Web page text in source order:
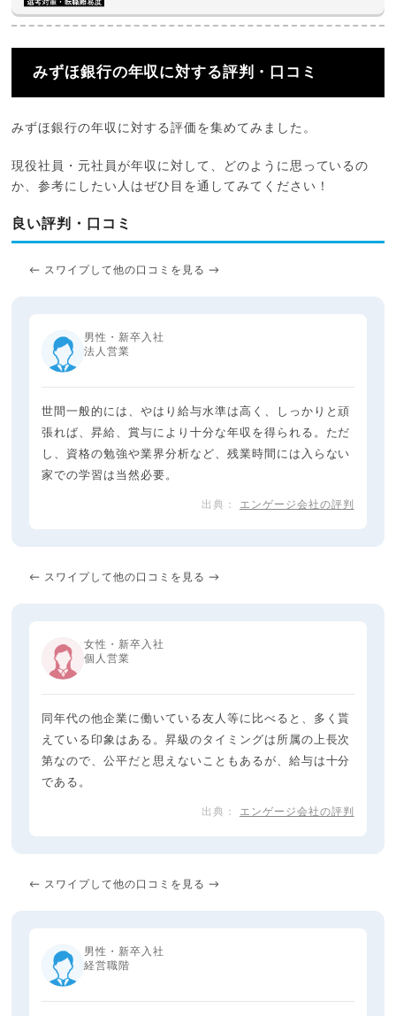
みずほ銀行の年収に対する評判・口コミ
みずほ銀行の年収に対する評価を集めてみました。
現役社員・元社員が年収に対して、どのように思っているの
か、参考にしたい人はぜひ目を通してみてください！
良い評判・口コミ
← スワイプして他の口コミを見る →
男性・新卒入社
法人営業
世間一般的には、やはり給与水準は高く、しっかりと頑
張れば、昇給、賞与により十分な年収を得られる。ただ
し、資格の勉強や業界分析など、残業時間には入らない
家での学習は当然必要。
エンゲージ会社の評判
← スワイプして他の口コミを見る →
女性・新卒入社
個人営業
同年代の他企業に働いている友人等に比べると、多く貰
えている印象はある。昇級のタイミングは所属の上長次
第なので、公平だと思えないこともあるが、給与は十分
である。
エンゲージ会社の評判
← スワイプして他の口コミを見る →
男性・新卒入社
経営職階